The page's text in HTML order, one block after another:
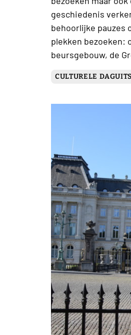
geschiedenis
behoorlijke pauzes
plekken bezoeken:
beursgebouw, de
CULTURELE